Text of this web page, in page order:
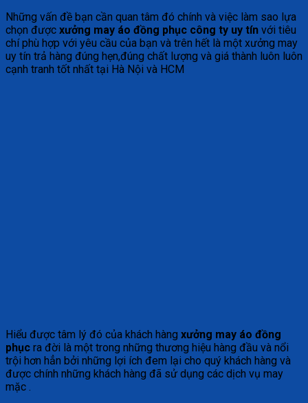
Những vấn đề bạn cần quan tâm đó chính và việc làm sao lựa
chọn được xưởng may áo đồng phục công ty uy tín với tiêu
chí phù hợp với yêu cầu của bạn và trên hết là một xưởng may
uy tín trả hàng đúng hẹn,đúng chất lượng và giá thành luôn luôn
cạnh tranh tốt nhất tại Hà Nội và HCM
Hiểu được tâm lý đó của khách hàng xưởng may áo đồng
phục ra đời là một trong những thương hiệu hàng đầu và nổi
trội hơn hẳn bởi những lợi ích đem lại cho quý khách hàng và
được chính những khách hàng đã sử dụng các dịch vụ may
mặc .